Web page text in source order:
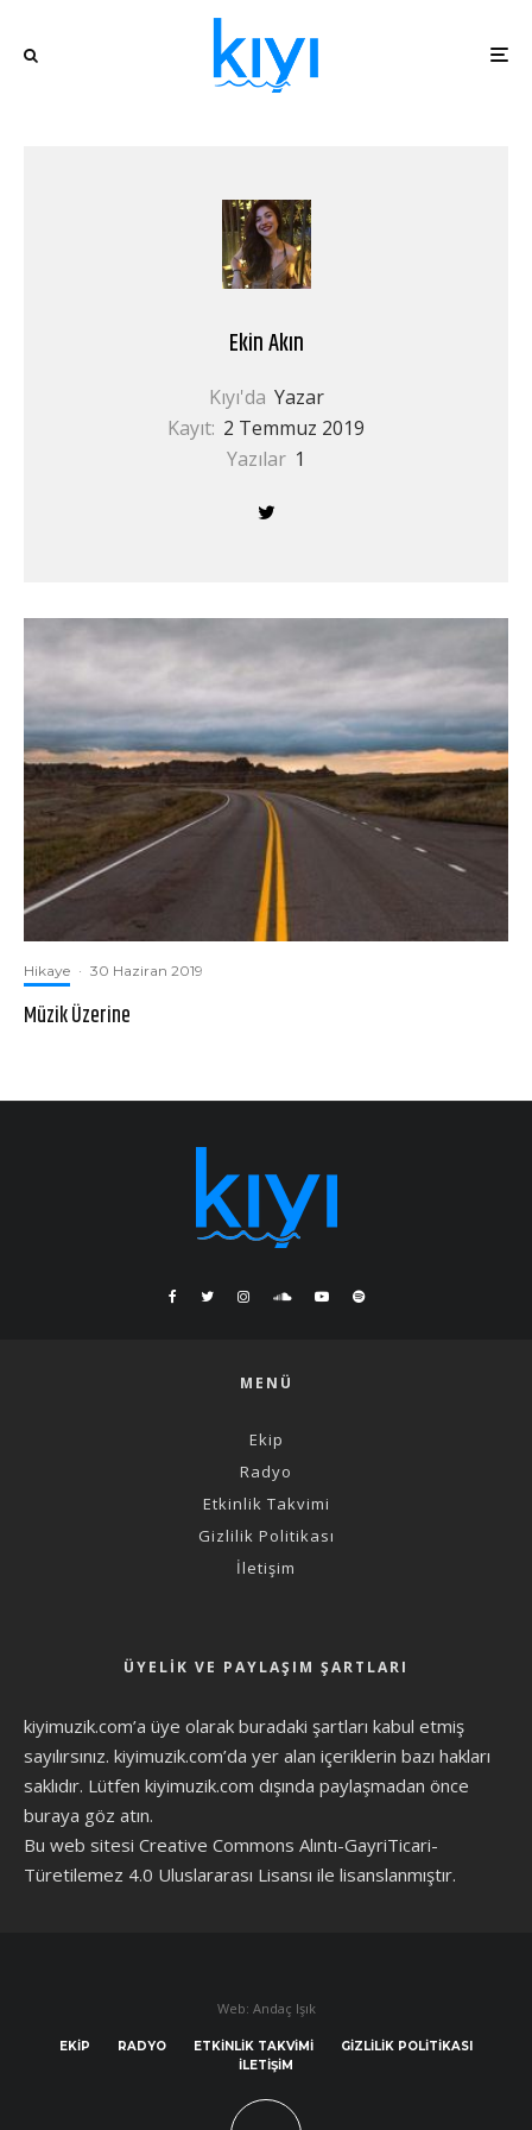
Ekin Akın
Kıyı'da Yazar
Kayıt: 2 Temmuz 2019
Yazılar 1
Hikaye · 30 Haziran 2019
Müzik Üzerine
MENÜ
Ekip
Radyo
Etkinlik Takvimi
Gizlilik Politikası
İletişim
ÜYELIK VE PAYLAŞIM ŞARTLARI
kiyimuzik.com’a üye olarak buradaki şartları kabul etmiş
sayılırsınız. kiyimuzik.com’da yer alan içeriklerin bazı hakları
saklıdır. Lütfen kiyimuzik.com dışında paylaşmadan önce
buraya göz atın.
Bu web sitesi Creative Commons Alıntı-GayriTicari-
Türetilemez 4.0 Uluslararası Lisansı ile lisanslanmıştır.
Web: Andaç Işık
EKIP RADYO ETKINLIK TAKVIMI
GIZLILIK POLITIKASI
İLETIŞIM